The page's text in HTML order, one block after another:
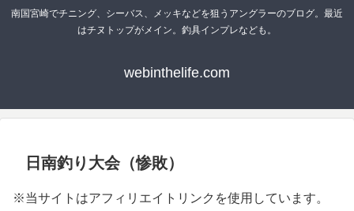
南国宮崎でチニング、シーバス、メッキなどを狙うアングラーのブログ。最近
はチヌトップがメイン。釣具インプレなども。
webinthelife.com
日南釣り大会（惨敗）
※当サイトはアフィリエイトリンクを使用しています。